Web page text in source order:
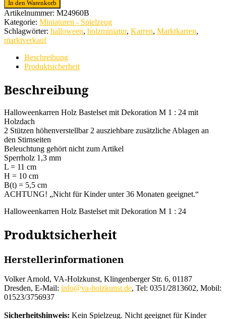
Holz
Bastelset
mit
Dekoration
M
In den Warenkorb
Artikelnummer: M24960B
Kategorie: Miniaturen - Spielzeug
Schlagwörter: halloween, holzminiatur, Karren, Marktkarren,
marktverkauf
Beschreibung
Produktsicherheit
Beschreibung
Halloweenkarren Holz Bastelset mit Dekoration M 1 : 24 mit
Holzdach
2 Stützen höhenverstellbar 2 ausziehbare zusätzliche Ablagen an
den Stirnseiten
Beleuchtung gehört nicht zum Artikel
Sperrholz 1,3 mm
L = 11 cm
H = 10 cm
B(t) = 5,5 cm
ACHTUNG! „Nicht für Kinder unter 36 Monaten geeignet.“
Halloweenkarren Holz Bastelset mit Dekoration M 1 : 24
Produktsicherheit
Herstellerinformationen
Volker Arnold, VA-Holzkunst, Klingenberger Str. 6, 01187
Dresden, E-Mail: info@va-holzkunst.de, Tel: 0351/2813602, Mobil:
01523/3756937
Sicherheitshinweis: Kein Spielzeug. Nicht geeignet für Kinder